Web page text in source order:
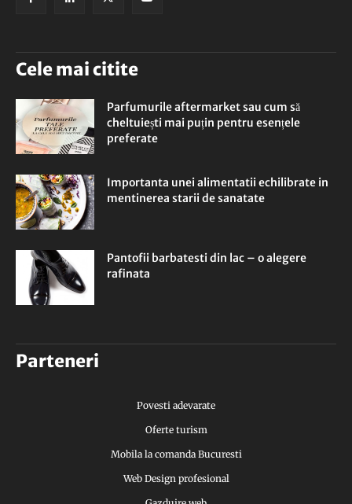
Cele mai citite
Parfumurile aftermarket sau cum să
cheltuiești mai puțin pentru esențele
preferate
Importanta unei alimentatii echilibrate in
mentinerea starii de sanatate
Pantofii barbatesti din lac – o alegere
rafinata
Parteneri
Povesti adevarate
Oferte turism
Mobila la comanda Bucuresti
Web Design profesional